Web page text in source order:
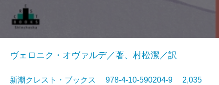
ヴェロニク・オヴァルデ／著、村松潔／訳
新潮クレスト・ブックス 978-4-10-590204-9 2,035